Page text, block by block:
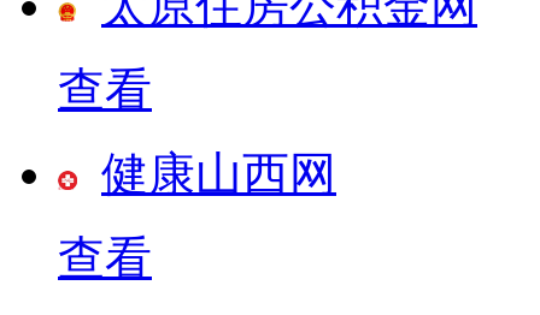
查看
健康山西网
查看